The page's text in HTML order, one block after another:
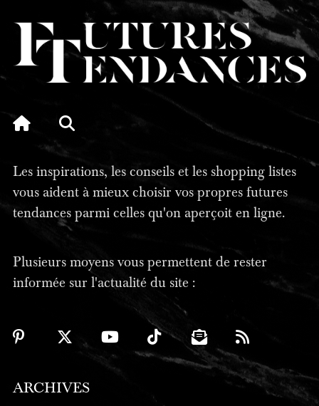
Les inspirations, les conseils et les shopping listes
vous aident à mieux choisir vos propres futures
tendances parmi celles qu'on aperçoit en ligne.
Plusieurs moyens vous permettent de rester
informée sur l'actualité du site :
ARCHIVES